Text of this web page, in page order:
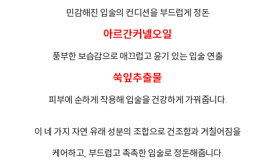
민감해진 입술의 컨디션을 부드럽게 정돈
아르간커넬오일
풍부한 보습감으로 매끄럽고 윤기 있는 입술 연출
쑥잎추출물
피부에 순하게 작용해 입술을 건강하게 가꿔줍니다.
이 네 가지 자연 유래 성분의 조합으로 건조함과 거칠어짐을
케어하고, 부드럽고 촉촉한 입술로 정돈해줍니다.